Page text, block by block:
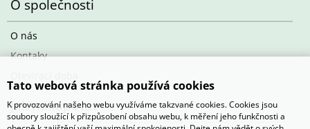
O společnosti
O nás
Kontaky
Jak nakupovat
Tato webová stránka používá cookies
K provozování našeho webu využíváme takzvané cookies. Cookies jsou
soubory sloužící k přizpůsobení obsahu webu, k měření jeho funkčnosti a